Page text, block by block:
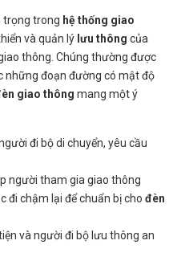
trọng trong hệ thống giao
và quản lý lưu thông của
thông. Chúng thường được
những đoạn đường có mật độ
giao thông mang một ý
đi bộ di chuyển, yêu cầu
người tham gia giao thông
đi chậm lại để chuẩn bị cho đèn
và người đi bộ lưu thông an